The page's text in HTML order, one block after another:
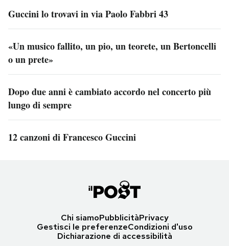
Guccini lo trovavi in via Paolo Fabbri 43
«Un musico fallito, un pio, un teorete, un Bertoncelli
o un prete»
Dopo due anni è cambiato accordo nel concerto più
lungo di sempre
12 canzoni di Francesco Guccini
Chi siamoPubblicitàPrivacy
Gestisci le preferenzeCondizioni d'uso
Dichiarazione di accessibilità